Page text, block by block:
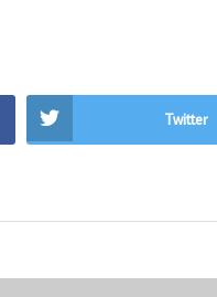
Twitter